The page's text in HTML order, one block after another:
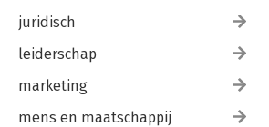
juridisch
leiderschap
marketing
mens en maatschappij